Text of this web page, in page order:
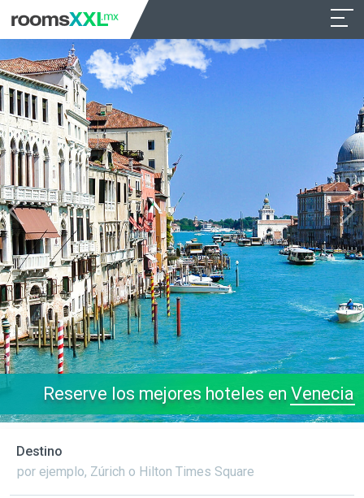
Reserve los mejores hoteles en Venecia
Destino